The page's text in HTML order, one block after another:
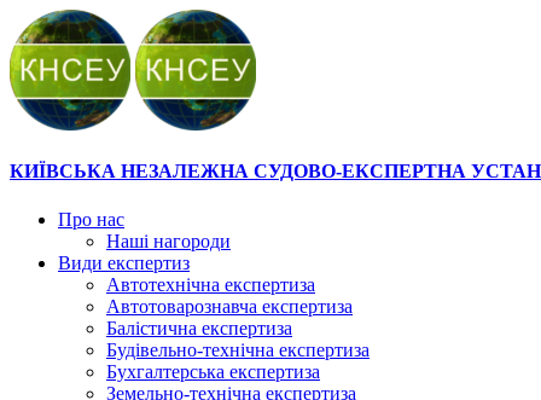
КИЇВСЬКА НЕЗАЛЕЖНА СУДОВО-ЕКСПЕРТНА
Про нас
Наші нагороди
Види експертиз
Автотехнічна експертиза
Автотоварознавча експертиза
Балістична експертиза
Будівельно-технічна експертиза
Бухгалтерська експертиза
Земельно-технічна експертиза